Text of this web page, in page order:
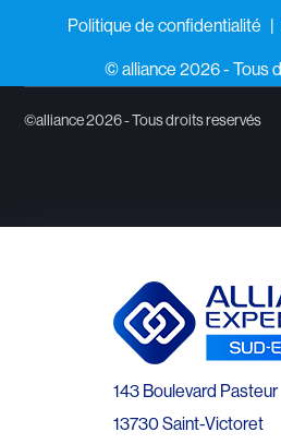
Politique de confidentialité
©️ alliance 2026 - Tous
©alliance 2026 - Tous droits reservés
143 Boulevard Pasteur
13730 Saint-Victoret